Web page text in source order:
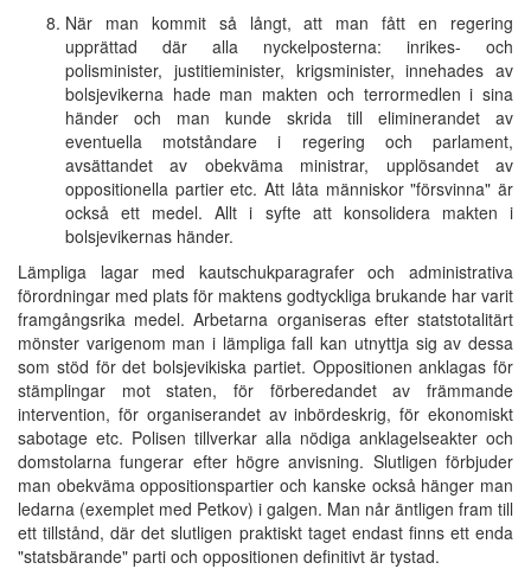
När man kommit så långt, att man fått en regering
upprättad där alla nyckelposterna: inrikes- och
polisminister, justitieminister, krigsminister, innehades av
bolsjevikerna hade man makten och terrormedlen i sina
händer och man kunde skrida till eliminerandet av
eventuella motståndare i regering och parlament,
avsättandet av obekväma ministrar, upplösandet av
oppositionella partier etc. Att låta människor "försvinna" är
också ett medel. Allt i syfte att konsolidera makten i
bolsjevikernas händer.
Lämpliga lagar med kautschukparagrafer och administrativa
förordningar med plats för maktens godtyckliga brukande har varit
framgångsrika medel. Arbetarna organiseras efter statstotalitärt
mönster varigenom man i lämpliga fall kan utnyttja sig av dessa
som stöd för det bolsjevikiska partiet. Oppositionen anklagas för
stämplingar mot staten, för förberedandet av främmande
intervention, för organiserandet av inbördeskrig, för ekonomiskt
sabotage etc. Polisen tillverkar alla nödiga anklagelseakter och
domstolarna fungerar efter högre anvisning. Slutligen förbjuder
man obekväma oppositionspartier och kanske också hänger man
ledarna (exemplet med Petkov) i galgen. Man når äntligen fram till
ett tillstånd, där det slutligen praktiskt taget endast finns ett enda
"statsbärande" parti och oppositionen definitivt är tystad.